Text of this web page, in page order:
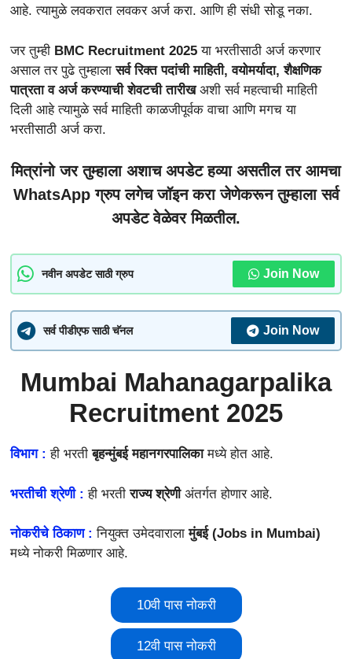
आहे. त्यामुळे लवकरात लवकर अर्ज करा. आणि ही संधी सोडू नका.
जर तुम्ही BMC Recruitment 2025 या भरतीसाठी अर्ज करणार
असाल तर पुढे तुम्हालासर्व रिक्त पदांची माहिती, वयोमर्यादा, शैक्षणिक
पात्रता व अर्ज करण्याची शेवटची तारीखअशी सर्व महत्वाची माहिती
दिली आहे त्यामुळे सर्व माहिती काळजीपूर्वक वाचा आणि मगच या
भरतीसाठी अर्ज करा.
मित्रांनो जर तुम्हाला अशाच अपडेट हव्या असतील तर आमचा
WhatsApp ग्रुप लगेच जॉइन करा जेणेकरून तुम्हाला सर्व
अपडेट वेळेवर मिळतील.
नवीन अपडेट साठी ग्रुप Join Now
सर्व पीडीएफ साठी चॅनल Join Now
Mumbai Mahanagarpalika
Recruitment 2025
विभाग :ही भरती बृहन्मुंबई महानगरपालिकामध्ये होत आहे.
भरतीची श्रेणी :ही भरतीराज्य श्रेणी अंतर्गत होणार आहे.
नोकरीचे ठिकाण :नियुक्त उमेदवाराला मुंबई (Jobs in Mumbai)
मध्ये नोकरी मिळणार आहे.
10वी पास नोकरी
12वी पास नोकरी